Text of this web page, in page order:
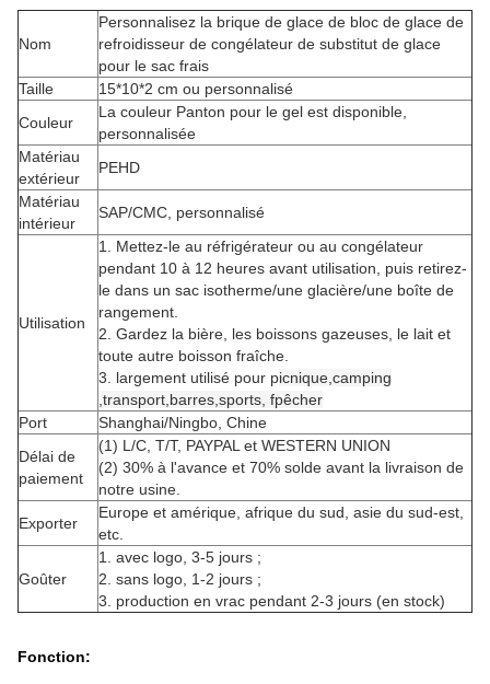
Nom
Personnalisez la brique de glace de bloc de glace de
refroidisseur de congélateur de substitut de glace
pour le sac frais
Taille
15*10*2 cm ou personnalisé
Couleur
La couleur Panton pour le gel est disponible,
personnalisée
Matériau
extérieur
PEHD
Matériau
intérieur
SAP/CMC, personnalisé
Utilisation
1. Mettez-le au réfrigérateur ou au congélateur
pendant 10 à 12 heures avant utilisation, puis retirez-
le dans un sac isotherme/une glacière/une boîte de
rangement.
2. Gardez la bière, les boissons gazeuses, le lait et
toute autre boisson fraîche.
3. largement utilisé pour picnique, camping
transport, barres, sports, fpêcher
Port
Shanghai/Ningbo, Chine
Délai de
paiement
(1) L/C, T/T, PAYPAL et WESTERN UNION
(2) 30% à l'avance et 70% solde avant la livraison de
notre usine.
Exporter
Europe et amérique, afrique du sud, asie du sud-est,
etc.
Goûter
1. avec logo, 3-5 jours ;
2. sans logo, 1-2 jours ;
3. production en vrac pendant 2-3 jours (en stock)
Fonction: